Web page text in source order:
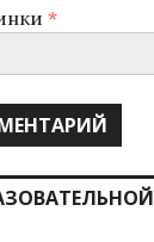
*